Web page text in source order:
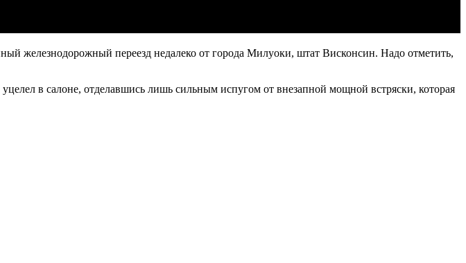
железнодорожный переезд недалеко от города Милуоки, штат Висконсин. Надо отметить,
в салоне, отделавшись лишь сильным испугом от внезапной мощной встряски, которая